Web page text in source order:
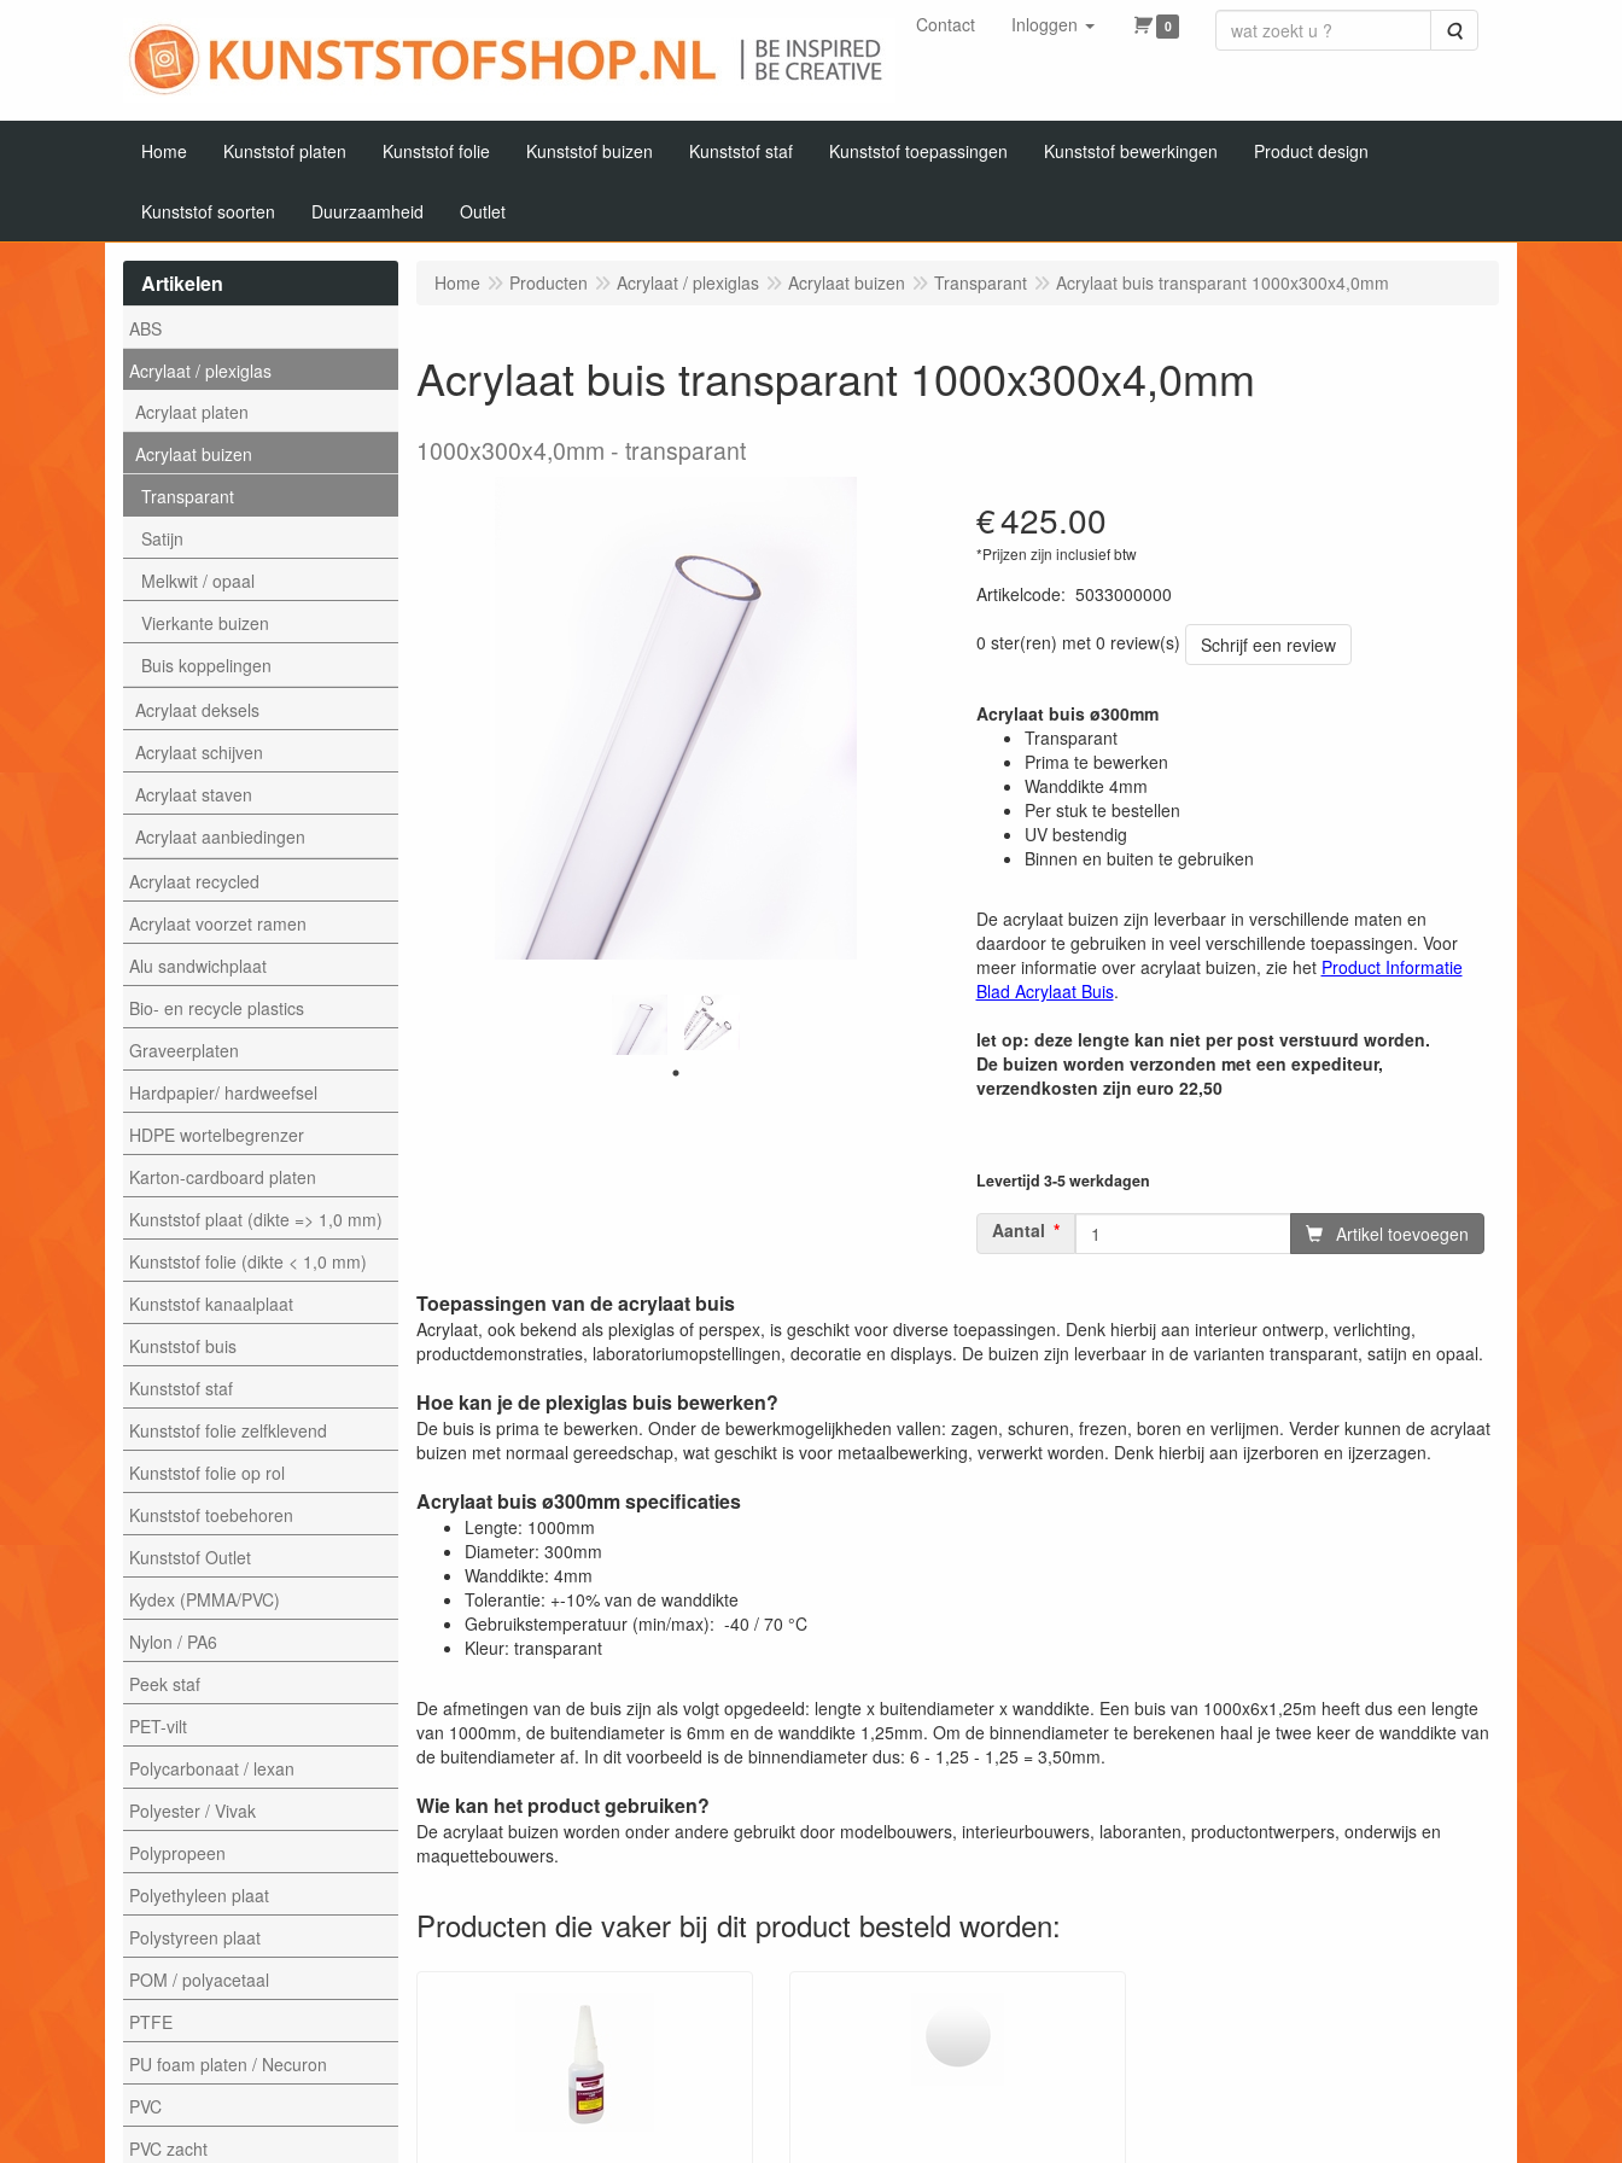
Contact Inloggen 0 Zoeken
Home Kunststof platen Kunststof folie Kunststof buizen Kunststof staf Kunststof toepassingen Kunststof bewerkingen Product design
Kunststof soorten Duurzaamheid Outlet
Artikelen
ABS
Acrylaat / plexiglas
Acrylaat platen
Acrylaat buizen
Transparant
Satijn
Melkwit / opaal
Vierkante buizen
Buis koppelingen
Acrylaat deksels
Acrylaat schijven
Acrylaat staven
Acrylaat aanbiedingen
Acrylaat recycled
Acrylaat voorzet ramen
Alu sandwichplaat
Bio- en recycle plastics
Graveerplaten
Hardpapier/ hardweefsel
HDPE wortelbegrenzer
Karton-cardboard platen
Kunststof plaat (dikte => 1,0 mm)
Kunststof folie (dikte < 1,0 mm)
Kunststof kanaalplaat
Kunststof buis
Kunststof staf
Kunststof folie zelfklevend
Kunststof folie op rol
Kunststof toebehoren
Kunststof Outlet
Kydex (PMMA/PVC)
Nylon / PA6
Peek staf
PET-vilt
Polycarbonaat / lexan
Polyester / Vivak
Polypropeen
Polyethyleen plaat
Polystyreen plaat
POM / polyacetaal
PTFE
PU foam platen / Necuron
PVC
PVC zacht
Home Producten Acrylaat / plexiglas Acrylaat buizen Transparant Acrylaat buis transparant 1000x300x4,0mm
Acrylaat buis transparant 1000x300x4,0mm
1000x300x4,0mm transparant
€425.00
*Prijzen zijn inclusief btw
Artikelcode: 5033000000
0 ster(ren) met 0 review(s)
Schrijf een review
Acrylaat buis ø300mm
Transparant
Prima te bewerken
Wanddikte 4mm
Per stuk te bestellen
UV bestendig
Binnen en buiten te gebruiken
De acrylaat buizen zijn leverbaar in verschillende maten en
daardoor te gebruiken in veel verschillende toepassingen. Voor
meer informatie over acrylaat buizen, zie het Product Informatie
Blad Acrylaat Buis.
let op: deze lengte kan niet per post verstuurd worden.
De buizen worden verzonden met een expediteur,
verzendkosten zijn euro 22,50
Levertijd 3-5 werkdagen
Aantal Artikel toevoegen
Toepassingen van de acrylaat buis
Acrylaat, ook bekend als plexiglas of perspex, is geschikt voor diverse toepassingen. Denk hierbij aan interieur ontwerp, verlichting,
productdemonstraties, laboratoriumopstellingen, decoratie en displays. De buizen zijn leverbaar in de varianten transparant, satijn en opaal.
Hoe kan je de plexiglas buis bewerken?
De buis is prima te bewerken. Onder de bewerkmogelijkheden vallen: zagen, schuren, frezen, boren en verlijmen. Verder kunnen de acrylaat
buizen met normaal gereedschap, wat geschikt is voor metaalbewerking, verwerkt worden. Denk hierbij aan ijzerboren en ijzerzagen.
Acrylaat buis ø300mm specificaties
Lengte: 1000mm
Diameter: 300mm
Wanddikte: 4mm
Tolerantie: +-10% van de wanddikte
Gebruikstemperatuur (min/max): -40 / 70 °C
Kleur: transparant
De afmetingen van de buis zijn als volgt opgedeeld: lengte x buitendiameter x wanddikte. Een buis van 1000x6x1,25m heeft dus een lengte
van 1000mm, de buitendiameter is 6mm en de wanddikte 1,25mm. Om de binnendiameter te berekenen haal je twee keer de wanddikte van
de buitendiameter af. In dit voorbeeld is de binnendiameter dus: 6 - 1,25 - 1,25 = 3,50mm.
Wie kan het product gebruiken?
De acrylaat buizen worden onder andere gebruikt door modelbouwers, interieurbouwers, laboranten, productontwerpers, onderwijs en
maquettebouwers.
Producten die vaker bij dit product besteld worden: